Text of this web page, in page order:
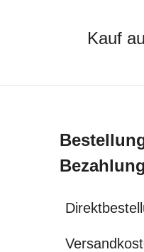
Kauf
Bezahlung